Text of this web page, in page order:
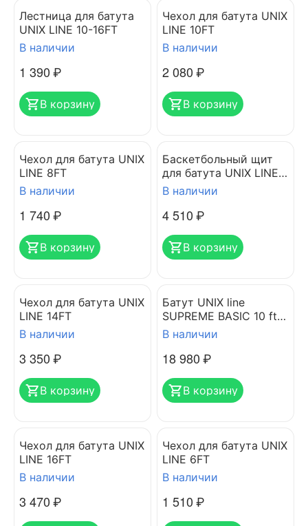
Лестница для батута
UNIX LINE 10-16FT
В наличии
1 390₽
В корзину
Чехол для батута UNIX
LINE 10FT
В наличии
2 080₽
В корзину
Чехол для батута UNIX
LINE 8FT
В наличии
1 740₽
В корзину
Баскетбольный щит
для батута UNIX LINE
SUPREME
В наличии
4 510₽
В корзину
Чехол для батута UNIX
LINE 14FT
В наличии
3 350₽
В корзину
Батут UNIX line
SUPREME BASIC 10 ft
(green)
В наличии
18 980₽
В корзину
Чехол для батута UNIX
LINE 16FT
В наличии
3 470₽
Чехол для батута UNIX
LINE 6FT
В наличии
1 510₽